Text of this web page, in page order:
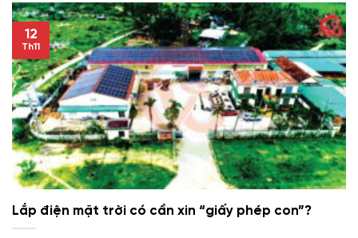
Lắp điện mặt trời có cần xin “giấy phép con”?
12
Th11